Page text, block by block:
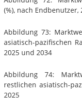
(%), nach Endbenutzer,
Abbildung 73:
asiatisch-pazifischen
2025 und 2034
Abbildung 74:
restlichen asiatisch-
2025